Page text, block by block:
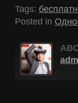
Tags:
Posted in